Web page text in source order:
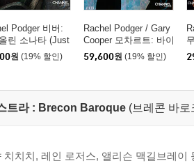
Podger 비버:
린 소나타 (Just
원 (19% 할인)
Rachel Podger / Gary
Cooper 모차르트: 바이
올린 소나타 전집 (Moz
art: Complete Sonatas
n)
59,600원 (19% 할인)
트라 : Brecon Baroque (브레콘 바로
치치치, 레인 로저스, 앨리슨 맥길브레